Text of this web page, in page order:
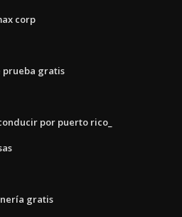
corp
prueba gratis
por puerto rico_
gratis